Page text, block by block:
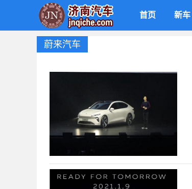
首页 新车
蔚来汽车